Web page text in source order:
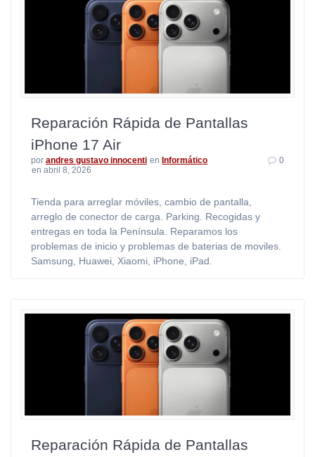
Reparación Rápida de Pantallas
iPhone 17 Air
por andres gustavo innocenti en Informático
en abril 8, 2026
0
Tienda para arreglar móviles, cambio de pantalla,
arreglo de conector de carga. Parking. Recogidas y
entregas en toda la Península. Reparamos los
problemas de inicio y problemas de baterias de moviles.
Samsung, Huawei, Xiaomi, iPhone, iPad.
Reparación Rápida de Pantallas